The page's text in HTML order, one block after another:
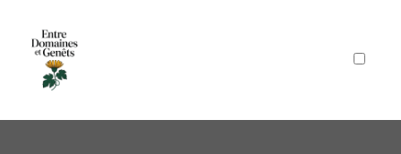
Articles